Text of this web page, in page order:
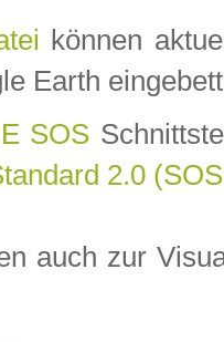
können
Earth
SOS
2.0
auch zur